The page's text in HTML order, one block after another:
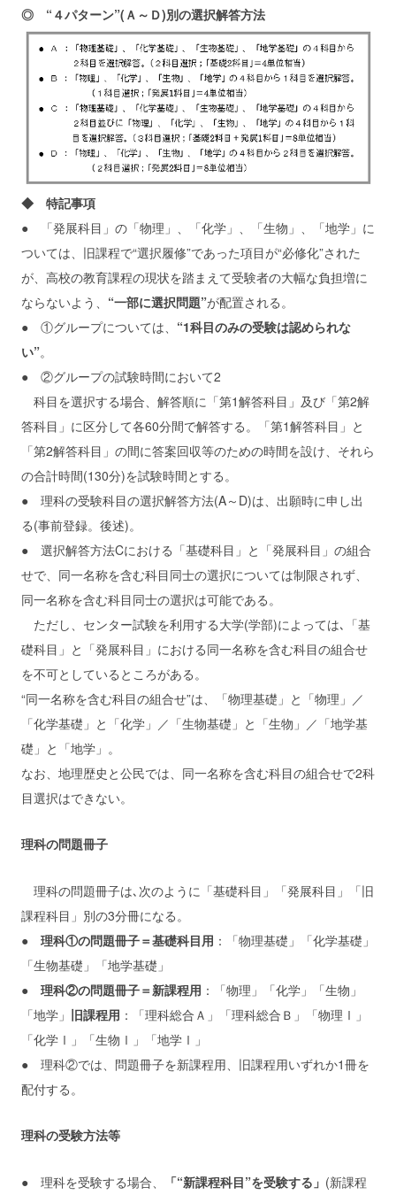
◎ “４パターン”(Ａ～Ｄ)別の選択解答方法
◆ 特記事項
● 「発展科目」の「物理」、「化学」、「生物」、「地学」に
ついては、旧課程で“選択履修”であった項目が“必修化”された
が、高校の教育課程の現状を踏まえて受験者の大幅な負担増に
ならないよう、 “一部に選択問題”が配置される。
● ①グループについては、 “1科目のみの受験は認められな
い”。
● ②グループの試験時間において2
科目を選択する場合、解答順に「第1解答科目」及び「第2解
答科目」に区分して各60分間で解答する。「第1解答科目」と
「第2解答科目」の間に答案回収等のための時間を設け、それら
の合計時間(130分)を試験時間とする。
● 理科の受験科目の選択解答方法(A～D)は、出願時に申し出
る(事前登録。後述)。
● 選択解答方法Cにおける「基礎科目」と「発展科目」の組合
せで、同一名称を含む科目同士の選択については制限されず、
同一名称を含む科目同士の選択は可能である。
ただし、センター試験を利用する大学(学部)によっては､「基
礎科目」と「発展科目」における同一名称を含む科目の組合せ
を不可としているところがある。
“同一名称を含む科目の組合せ”は、「物理基礎」と「物理」／
「化学基礎」と「化学」／「生物基礎」と「生物」／「地学基
礎」と「地学」。
なお、地理歴史と公民では、同一名称を含む科目の組合せで2科
目選択はできない。
理科の問題冊子
理科の問題冊子は､次のように「基礎科目」「発展科目」「旧
課程科目」別の3分冊になる。
● 理科①の問題冊子＝基礎科目用 ：「物理基礎」「化学基礎」
「生物基礎」「地学基礎」
● 理科②の問題冊子＝新課程用 ：「物理」「化学」「生物」
「地学」 旧課程用 ：「理科総合Ａ」「理科総合Ｂ」「物理Ⅰ」
「化学Ⅰ」「生物Ⅰ」「地学Ⅰ」
● 理科②では、問題冊子を新課程用、旧課程用いずれか1冊を
配付する。
理科の受験方法等
● 理科を受験する場合、 「“新課程科目”を受験する」 (新課程